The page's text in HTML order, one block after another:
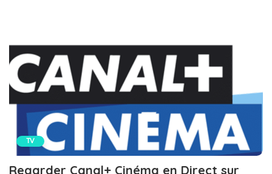
TV
Regarder Canal+ Cinéma en Direct sur